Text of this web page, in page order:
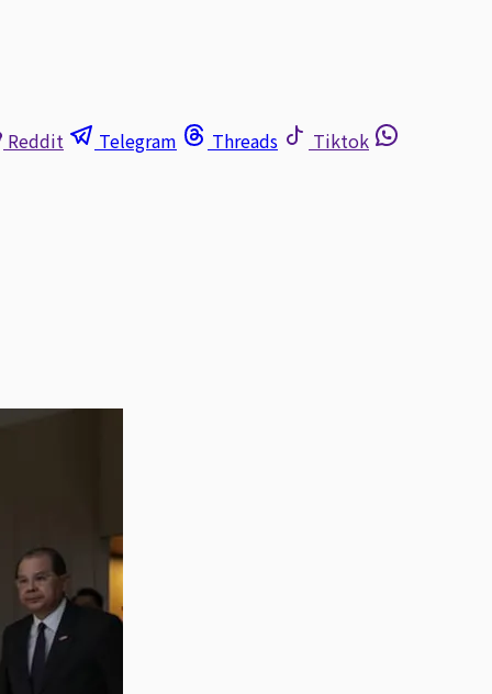
Reddit Telegram Threads Tiktok